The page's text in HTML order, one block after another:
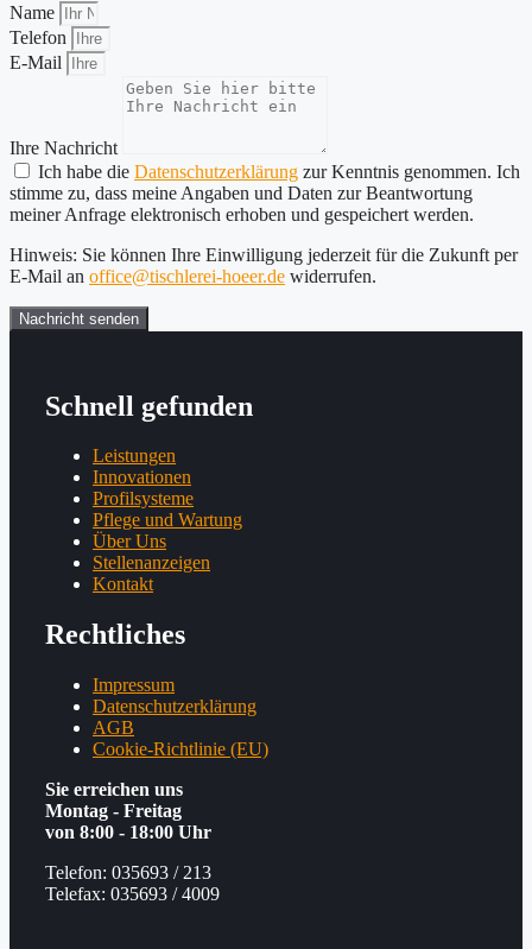
Name
Telefon
E-Mail
Ihre Nachricht
Ich habe die Datenschutzerklärung zur Kenntnis genommen. Ich
stimme zu, dass meine Angaben und Daten zur Beantwortung
meiner Anfrage elektronisch erhoben und gespeichert werden.
Hinweis: Sie können Ihre Einwilligung jederzeit für die Zukunft per
E-Mail an office@tischlerei-hoeer.de widerrufen.
Nachricht senden
Schnell gefunden
Leistungen
Innovationen
Profilsysteme
Pflege und Wartung
Über Uns
Stellenanzeigen
Kontakt
Rechtliches
Impressum
Datenschutzerklärung
AGB
Cookie-Richtlinie (EU)
Sie erreichen uns
Montag - Freitag
von 8:00 - 18:00 Uhr
Telefon: 035693 / 213
Telefax: 035693 / 4009